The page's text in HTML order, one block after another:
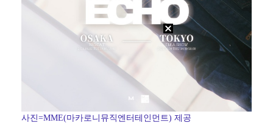
사진=MME(마카로니뮤직엔터테인먼트) 제공